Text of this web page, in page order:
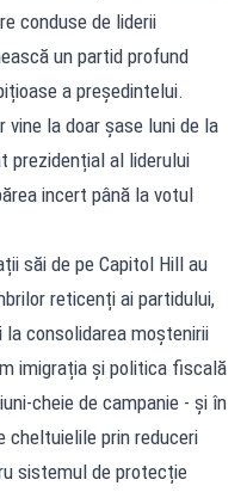
conduse de liderii
un partid profund
a președintelui.
vine la doar șase luni de la
prezidențial al liderului
incert până la votul
săi de pe Capitol Hill au
reticenți ai partidului,
consolidarea moștenirii
imigrația și politica fiscală
cheie de campanie - și în
cheltuielile prin reduceri
sistemul de protecție